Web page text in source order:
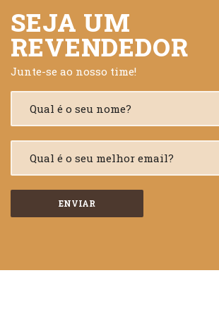
SEJA UM
REVENDEDOR
Junte-se ao nosso time!
ENVIAR